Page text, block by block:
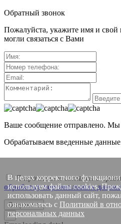
Обратный звонок
Пожалуйста, укажите имя и
могли связаться с Вами
Ваше сообщение отправлено.
Обрабатываем введенные
Я прочитал и согласен с
обработку персональных
Отправить
×
В целях корректного
используем файлы cookies.
использовать данный сайт,
ознакомьтесь с Политикой в
персональных данных